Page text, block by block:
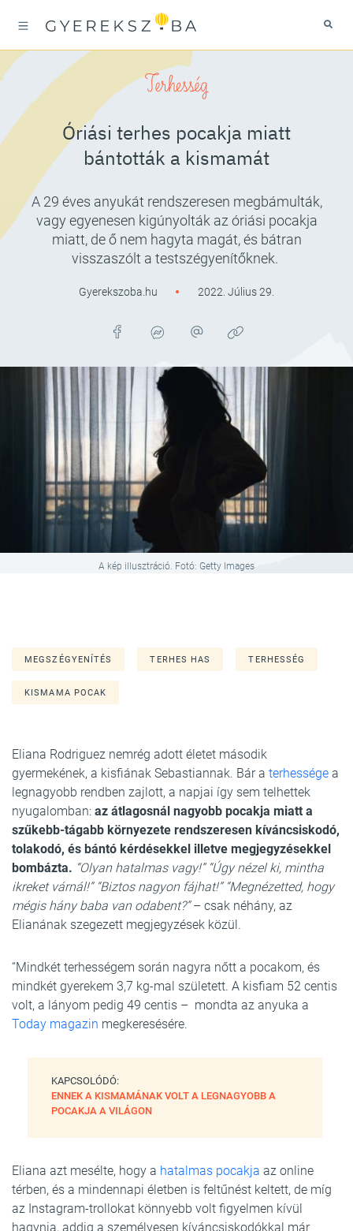
Terhesség
Óriási terhes pocakja miatt
bántották a kismamát
A 29 éves anyukát rendszeresen megbámulták,
vagy egyenesen kigúnyolták az óriási pocakja
miatt, de ő nem hagyta magát, és bátran
visszaszólt a testszégyenítőknek.
Gyerekszoba.hu 2022. Július 29.
A kép illusztráció. Fotó: Getty Images
MEGSZÉGYENÍTÉS TERHES HAS TERHESSÉG
KISMAMA POCAK
Eliana Rodriguez nemrég adott életet második
gyermekének, a kisfiának Sebastiannak. Bár a terhessége a
legnagyobb rendben zajlott, a napjai így sem telhettek
nyugalomban: az átlagosnál nagyobb pocakja miatt a
szűkebb-tágabb környezete rendszeresen kíváncsiskodó,
tolakodó, és bántó kérdésekkel illetve megjegyzésekkel
bombázta. “Olyan hatalmas vagy!” “Úgy nézel ki, mintha
ikreket várnál!” “Biztos nagyon fájhat!” “Megnézetted, hogy
mégis hány baba van odabent?”– csak néhány, az
Elianának szegezett megjegyzések közül.
“Mindkét terhességem során nagyra nőtt a pocakom, és
mindkét gyerekem 3,7 kg-mal született. A kisfiam 52 centis
volt, a lányom pedig 49 centis – mondta az anyuka a
Today magazin megkeresésére.
KAPCSOLÓDÓ:
ENNEK A KISMAMÁNAK VOLT A LEGNAGYOBB A
POCAKJA A VILÁGON
Eliana azt mesélte, hogy a hatalmas pocakja az online
térben, és a mindennapi életben is feltűnést keltett, de míg
az Instagram-trollokat könnyebb volt figyelmen kívül
hagynia, addig a személyesen kíváncsiskodókkal már